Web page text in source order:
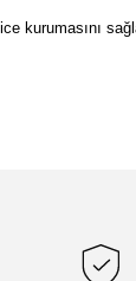
kurumasını